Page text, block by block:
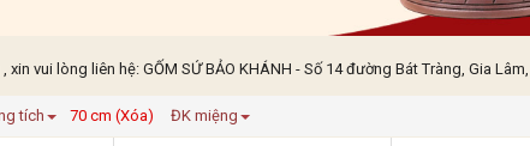
vui lòng liên hệ: GỐM SỨ BẢO KHÁNH - Số 14 đường Bát Tràng, Gia
tích 70 cm (Xóa) ĐK miệng